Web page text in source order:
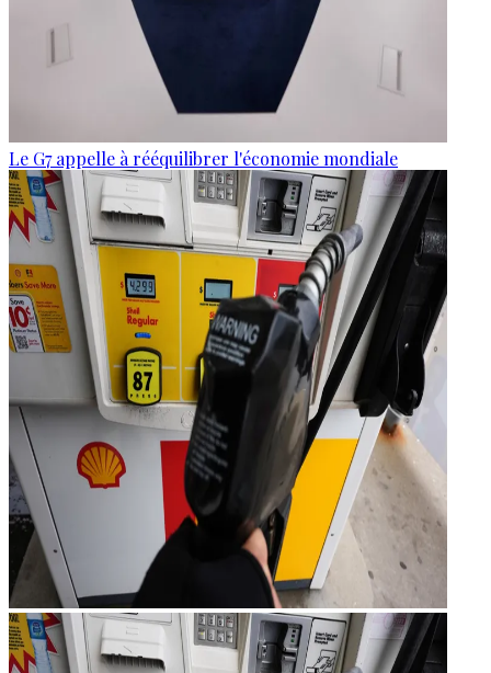
Le G7 appelle à rééquilibrer l'économie mondiale